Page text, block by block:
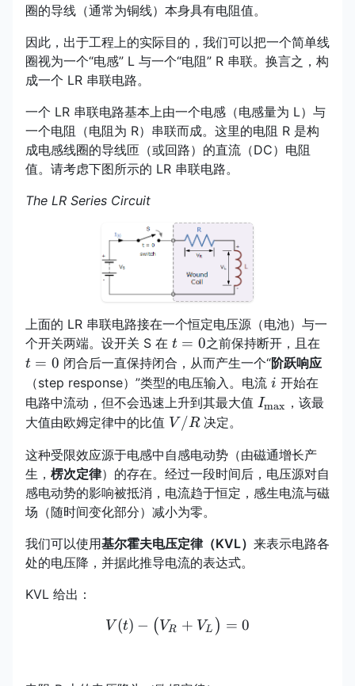
圈的导线（通常为铜线）本身具有电阻值。
因此，出于工程上的实际目的，我们可以把一个简单线
圈视为一个“电感” L 与一个“电阻” R 串联。换言之，构
成一个 LR 串联电路。
一个 LR 串联电路基本上由一个电感（电感量为 L）与
一个电阻（电阻为 R）串联而成。这里的电阻 R 是构
成电感线圈的导线匝（或回路）的直流（DC）电阻
值。请考虑下图所示的 LR 串联电路。
The LR Series Circuit
上面的 LR 串联电路接在一个恒定电压源（电池）与一
个开关两端。设开关 S 在 t=0
t = 0之前保持断开，且在
t = 0 闭合后一直保持闭合，从而产生一个“阶跃响应
（step response）”类型的电压输入。电流 i
i 开始在
电路中流动，但不会迅速上升到其最大值 I_{\max}
Imax ，该最
大值由欧姆定律中的比值 V/R
V /R决定。
这种受限效应源于电感中自感电动势（由磁通增长产
生， 楞次定律）的存在。经过一段时间后，电压源对自
感电动势的影响被抵消，电流趋于恒定，感生电流与磁
场（随时间变化部分）减小为零。
我们可以使用基尔霍夫电压定律（KVL） 来表示电路各
处的电压降，并据此推导电流的表达式。
KVL 给出：
V(t)-
V (t) − ( VR + VL ) = 0